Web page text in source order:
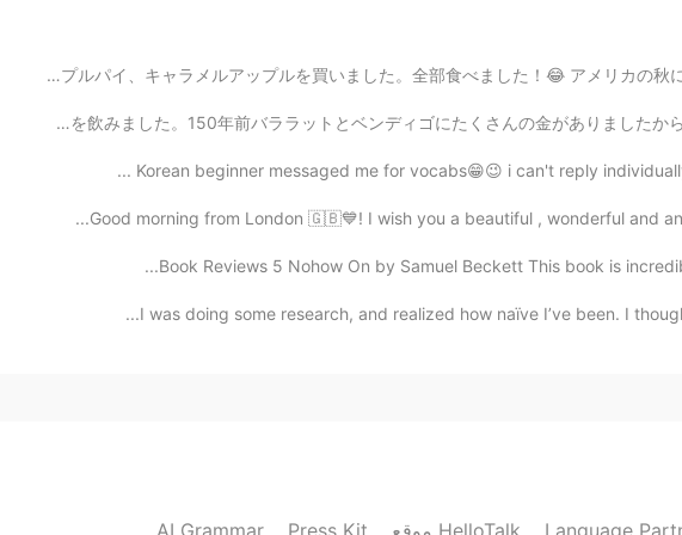
教えてくれてあり
2020.12.29 00:37
昨日、りんご園に行きました。楽しくて美味しかったです！🍎 アップルサイダードーナツ、アップルパイ、キャラメルアップルを買いました。全部食べ
一昨日は友達とベンディゴへ行きました。公園に行って, コウモリと美術を見て、コーヒーを飲みました。150年前バララットとベンディゴにたく
Korean beginner messaged me for vocabs😁😉 i can't reply
Good morning from London 🇬🇧💙! I wish you a beautiful , wonderful and an
I was doing some research, and realized how naïve I’ve been. I
AI Grammar Press Kit موقع HelloTalk Language